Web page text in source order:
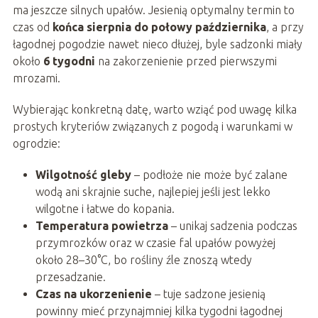
ma jeszcze silnych upałów. Jesienią optymalny termin to
czas od końca sierpnia do połowy października, a przy
łagodnej pogodzie nawet nieco dłużej, byle sadzonki miały
około 6 tygodni na zakorzenienie przed pierwszymi
mrozami.
Wybierając konkretną datę, warto wziąć pod uwagę kilka
prostych kryteriów związanych z pogodą i warunkami w
ogrodzie:
Wilgotność gleby– podłoże nie może być zalane
wodą ani skrajnie suche, najlepiej jeśli jest lekko
wilgotne i łatwe do kopania.
Temperatura powietrza– unikaj sadzenia podczas
przymrozków oraz w czasie fal upałów powyżej
około 28–30°C, bo rośliny źle znoszą wtedy
przesadzanie.
Czas na ukorzenienie – tuje sadzone jesienią
powinny mieć przynajmniej kilka tygodni łagodnej